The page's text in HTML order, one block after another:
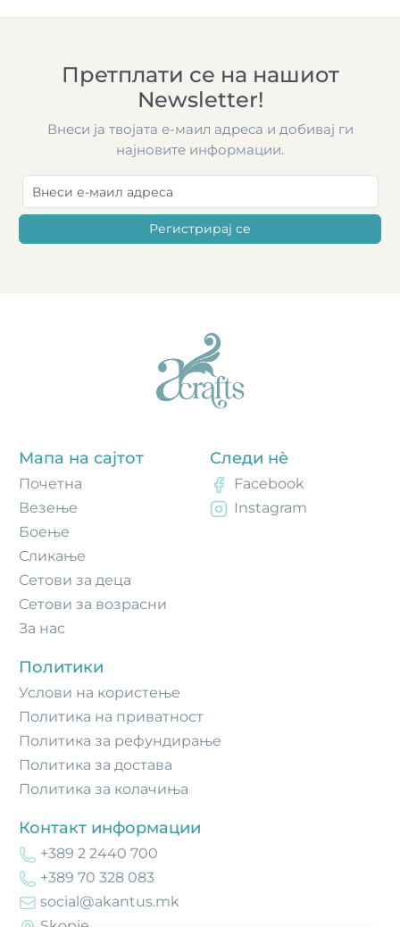
Претплати се на нашиот
Newsletter!
Внеси ја твојата е-маил адреса и добивај ги
најновите информации.
Регистрирај се
Мапа на сајтот
Почетнa
Везење
Боење
Сликање
Сетови за деца
Сетови за возрасни
За нас
Политики
Услови на користење
Политика на приватност
Политика за рефундирање
Политика за достава
Политика за колачиња
Контакт информации
+389 2 2440 700
+389 70 328 083
social@akantus.mk
Следи нè
Facebook
Instagram